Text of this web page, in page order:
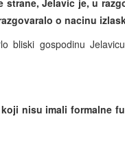
Jelavic je, u
o nacinu
bliski gospodinu
nisu imali formalne